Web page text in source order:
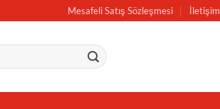
Mesafeli Satış Sözleşmesi İletişim